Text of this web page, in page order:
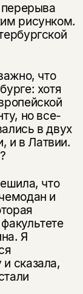
рисунком.
что
хотя
но все-
в двух
и в Латвии.
что
и
Я
сказала,